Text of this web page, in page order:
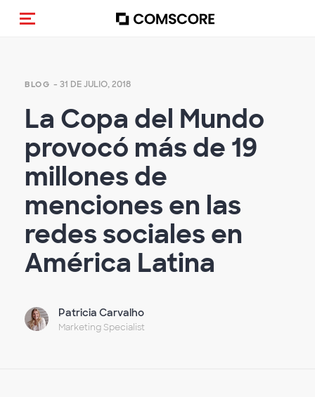
Activar navegación
BLOG - 31 DE JULIO, 2018
La Copa del Mundo
provocó más de 19
millones de
menciones en las
redes sociales en
América Latina
Patricia Carvalho
Marketing Specialist